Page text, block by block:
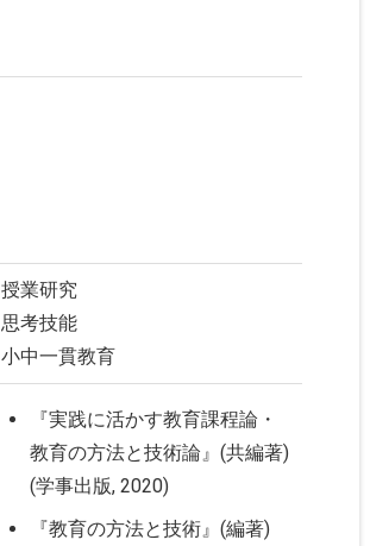
授業研究
思考技能
小中一貫教育
『実践に活かす教育課程論・
教育の方法と技術論』(共編著)
(学事出版, 2020)
『教育の方法と技術』(編著)